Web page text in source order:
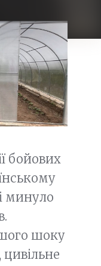
бойових
минуло
шоку